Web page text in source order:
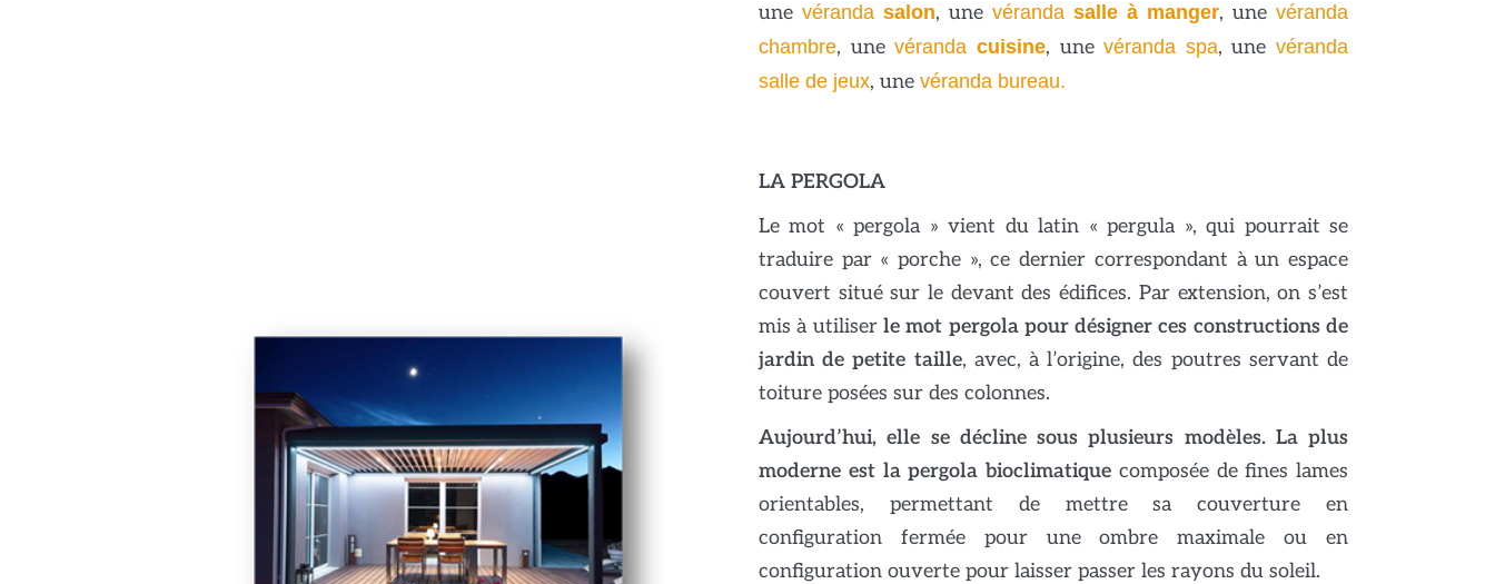
une véranda salon, une véranda salle à manger, une véranda
chambre, unevéranda cuisine, unevéranda spa, une véranda
salle de jeux, une véranda bureau.
LA PERGOLA
Le mot « pergola » vient du latin « pergula », qui pourrait se
traduire par « porche », ce dernier correspondant à un espace
couvert situé sur le devant des édifices. Par extension, on s’est
mis à utiliser le mot pergola pour désigner ces constructions de
jardin de petite taille, avec, à l’origine, des poutres servant de
toiture posées sur des colonnes.
Aujourd’hui, elle se décline sous plusieurs modèles. La plus
moderne est la pergola bioclimatique composée de fines lames
orientables, permettant de mettre sa couverture en
configuration fermée pour une ombre maximale ou en
configuration ouverte pour laisser passer les rayons du soleil.